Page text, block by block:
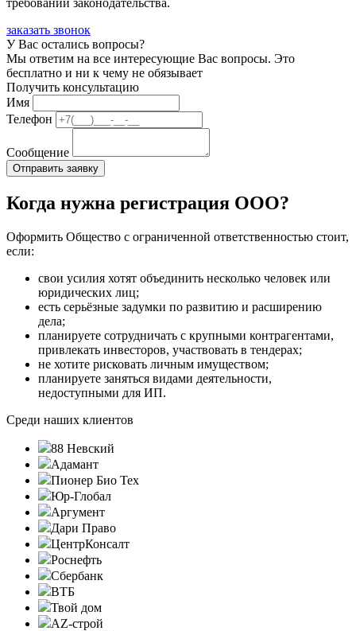
заказать звонок
У Вас остались вопросы?
Мы ответим на все интересующие Вас вопросы. Это
бесплатно и ни к чему не обязывает
Получить консультацию
Имя
Телефон
Сообщение
Когда нужна регистрация ООО?
Оформить Общество с ограниченной ответственностью стоит,
если:
свои усилия хотят объединить несколько человек или
юридических лиц;
есть серьёзные задумки по развитию и расширению
дела;
планируете сотрудничать с крупными контрагентами,
привлекать инвесторов, участвовать в тендерах;
не хотите рисковать личным имуществом;
планируете заняться видами деятельности,
недоступными для ИП.
Среди наших клиентов
88 Невский
Адамант
Пионер Био Тех
Юр-Глобал
Аргумент
Дари Право
ЦентрКонсалт
Роснефть
Сбербанк
ВТБ
Твой дом
AZ-строй